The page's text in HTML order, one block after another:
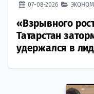
07-08-2026
«Взрывного
Татарстан
удержался в